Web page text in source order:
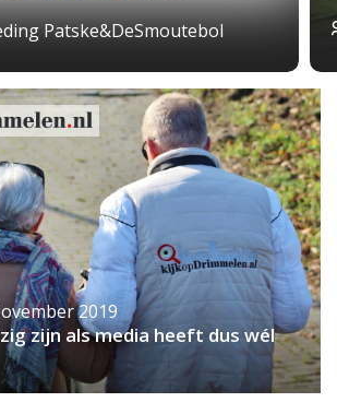
Patske&DeSmoutebol
2019
zijn als media heeft dus wél